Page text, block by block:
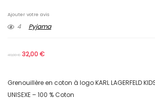
Ajouter votre avis
4 Pyjama
49,00€ 32,00€
Grenouillère en coton à logo KARL LAGERFELD
UNISEXE – 100 % Coton